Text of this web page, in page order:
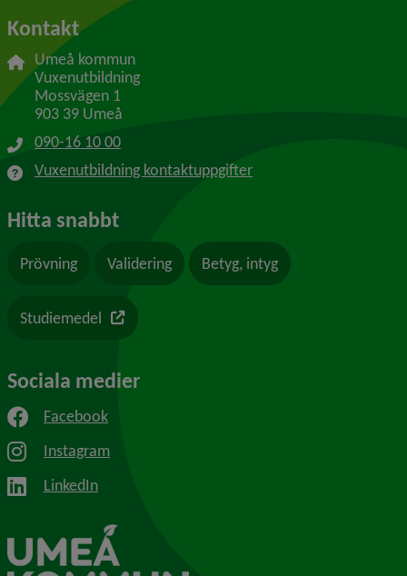
Kontakt
Umeå kommun
Vuxenutbildning
Mossvägen 1
903 39 Umeå
090-16 10 00
Vuxenutbildning kontaktuppgifter
Hitta snabbt
Prövning Validering Betyg, intyg
Studiemedel Länk till en annan webbplats
Sociala medier
Facebook
Instagram
LinkedIn